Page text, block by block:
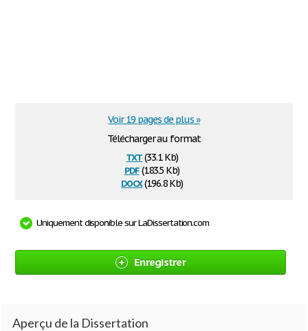
Télécharger au format
txt(33.1 Kb)
pdf(183.5 Kb)
docx(196.8 Kb)
Voir 19 pages de plus »
Uniquement disponible sur LaDissertation.com
Enregistrer
Aperçu de la Dissertation